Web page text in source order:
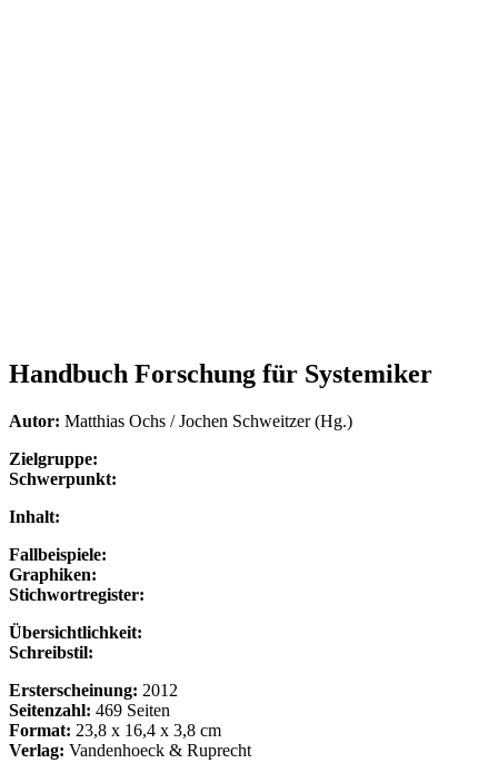
Handbuch Forschung für Systemiker
Autor: Matthias Ochs / Jochen Schweitzer (Hg.)
Zielgruppe:
Schwerpunkt:
Inhalt:
Fallbeispiele:
Graphiken:
Stichwortregister:
Übersichtlichkeit:
Schreibstil:
Ersterscheinung: 2012
Seitenzahl: 469 Seiten
Format: 23,8 x 16,4 x 3,8 cm
Verlag: Vandenhoeck & Ruprecht